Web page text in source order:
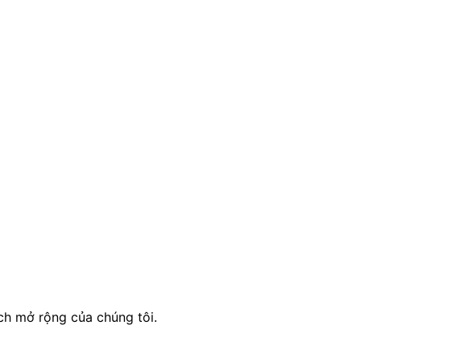
mở rộng của chúng tôi.